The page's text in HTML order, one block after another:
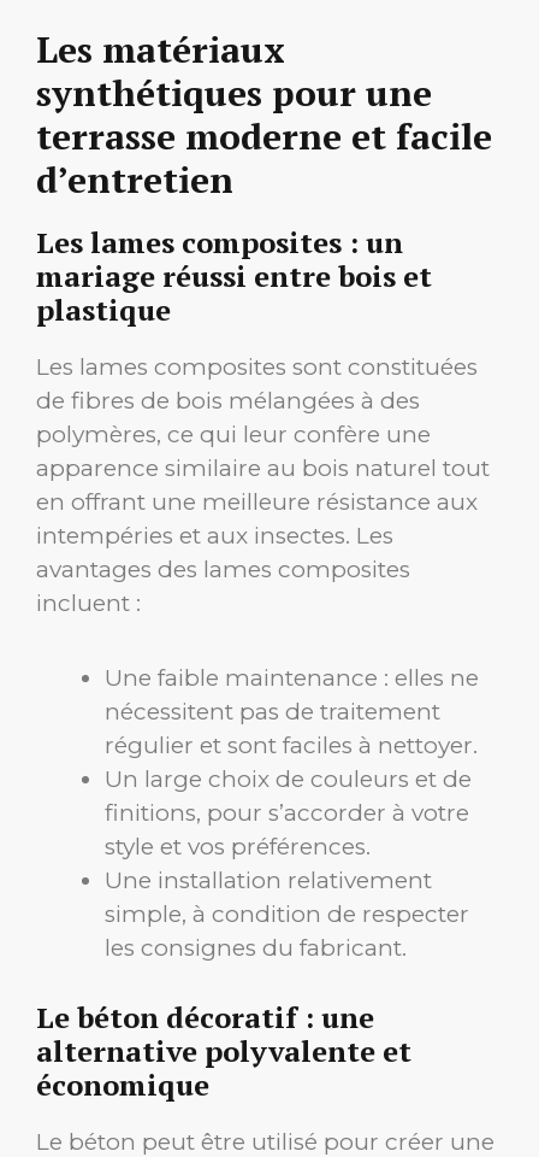
Les matériaux
synthétiques pour une
terrasse moderne et facile
d’entretien
Les lames composites : un
mariage réussi entre bois et
plastique
Les lames composites sont constituées
de fibres de bois mélangées à des
polymères, ce qui leur confère une
apparence similaire au bois naturel tout
en offrant une meilleure résistance aux
intempéries et aux insectes. Les
avantages des lames composites
incluent :
Une faible maintenance : elles ne
nécessitent pas de traitement
régulier et sont faciles à nettoyer.
Un large choix de couleurs et de
finitions, pour s’accorder à votre
style et vos préférences.
Une installation relativement
simple, à condition de respecter
les consignes du fabricant.
Le béton décoratif : une
alternative polyvalente et
économique
Le béton peut être utilisé pour créer une